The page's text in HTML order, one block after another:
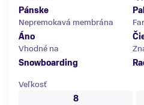
Pánske
Nepremokavá membrána
Áno
Vhodné na
Snowboarding
Veľkosť
8